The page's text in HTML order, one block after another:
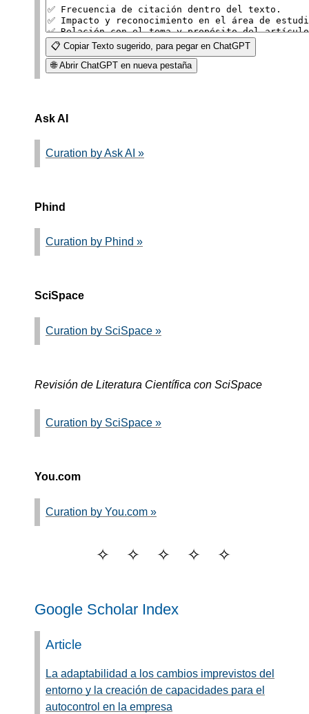
📋 Copiar Texto sugerido, para pegar en ChatGPT
🌐 Abrir ChatGPT en nueva pestaña
Ask AI
Curation by Ask AI »
Phind
Curation by Phind »
SciSpace
Curation by SciSpace »
Revisión de Literatura Científica con SciSpace
Curation by SciSpace »
You.com
Curation by You.com »
Google Scholar Index
Article
La adaptabilidad a los cambios imprevistos del
entorno y la creación de capacidades para el
autocontrol en la empresa